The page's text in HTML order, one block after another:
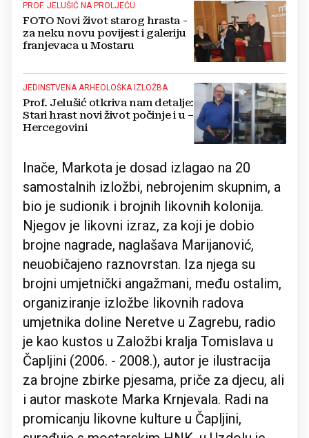
PROF. JELUŠIĆ NA PROLJEĆU
FOTO Novi život starog hrasta -
za neku novu povijest i galeriju
franjevaca u Mostaru
JEDINSTVENA ARHEOLOŠKA IZLOŽBA
Prof. Jelušić otkriva nam detalje:
Stari hrast novi život počinje i u –
Hercegovini
Inače, Markota je dosad izlagao na 20
samostalnih izložbi, nebrojenim skupnim, a
bio je sudionik i brojnih likovnih kolonija.
Njegov je likovni izraz, za koji je dobio
brojne nagrade, naglašava Marijanović,
neuobičajeno raznovrstan. Iza njega su
brojni umjetnički angažmani, među ostalim,
organiziranje izložbe likovnih radova
umjetnika doline Neretve u Zagrebu, radio
je kao kustos u Založbi kralja Tomislava u
Čapljini (2006. - 2008.), autor je ilustracija
za brojne zbirke pjesama, priče za djecu, ali
i autor maskote Marka Krnjevala. Radi na
promicanju likovne kulture u Čapljini,